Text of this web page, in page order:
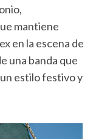
mantiene
en la escena de
una banda que
estilo festivo y